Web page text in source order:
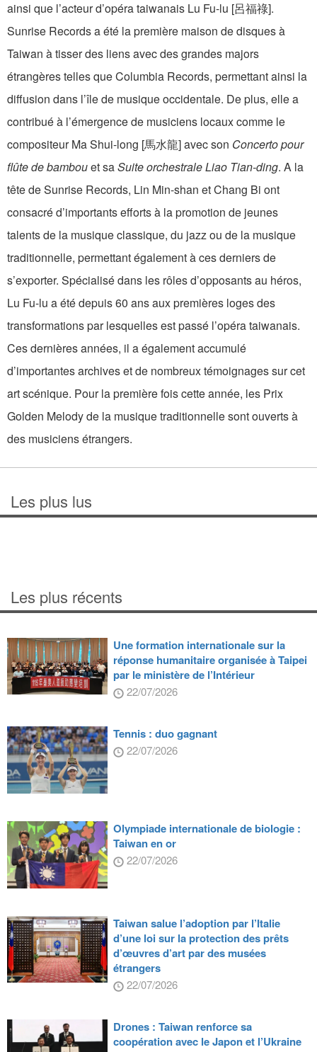
ainsi que l’acteur d’opéra taiwanais Lu Fu-lu [呂福祿].
Sunrise Records a été la première maison de disques à
Taiwan à tisser des liens avec des grandes majors
étrangères telles que Columbia Records, permettant ainsi la
diffusion dans l’île de musique occidentale. De plus, elle a
contribué à l’émergence de musiciens locaux comme le
compositeur Ma Shui-long [馬水龍] avec son Concerto pour
flûte de bambouet saSuite orchestrale Liao Tian-ding. A la
tête de Sunrise Records, Lin Min-shan et Chang Bi ont
consacré d’importants efforts à la promotion de jeunes
talents de la musique classique, du jazz ou de la musique
traditionnelle, permettant également à ces derniers de
s’exporter. Spécialisé dans les rôles d’opposants au héros,
Lu Fu-lu a été depuis 60 ans aux premières loges des
transformations par lesquelles est passé l’opéra taiwanais.
Ces dernières années, il a également accumulé
d’importantes archives et de nombreux témoignages sur cet
art scénique. Pour la première fois cette année, les Prix
Golden Melody de la musique traditionnelle sont ouverts à
des musiciens étrangers.
Les plus lus
Les plus récents
Une formation internationale sur la
réponse humanitaire organisée à Taipei
par le ministère de l’Intérieur
22/07/2026
Tennis : duo gagnant
22/07/2026
Olympiade internationale de biologie :
Taiwan en or
22/07/2026
Taiwan salue l’adoption par l’Italie
d’une loi sur la protection des prêts
d’œuvres d’art par des musées
étrangers
22/07/2026
Drones : Taiwan renforce sa
coopération avec le Japon et l’Ukraine